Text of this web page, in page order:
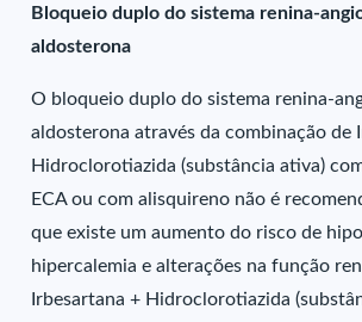
Bloqueio duplo do sistema renina-
aldosterona
O bloqueio duplo do sistema renina-
aldosterona através da combinação de
Hidroclorotiazida (substância ativa)
ECA ou com alisquireno não é
que existe um aumento do risco de
hipercalemia e alterações na função
Irbesartana + Hidroclorotiazida